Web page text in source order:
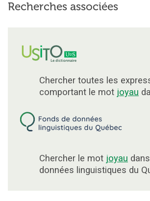
Recherches associées
Chercher toutes les
comportant le mot joyau
Chercher le mot joyau
données linguistiques du